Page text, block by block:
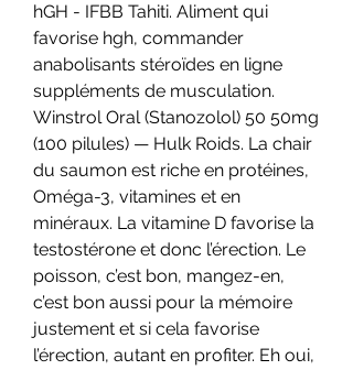
hGH - IFBB Tahiti. Aliment qui
favorise hgh, commander
anabolisants stéroïdes en ligne
suppléments de musculation.
Winstrol Oral (Stanozolol) 50 50mg
(100 pilules) — Hulk Roids. La chair
du saumon est riche en protéines,
Oméga-3, vitamines et en
minéraux. La vitamine D favorise la
testostérone et donc l’érection. Le
poisson, c’est bon, mangez-en,
c’est bon aussi pour la mémoire
justement et si cela favorise
l’érection, autant en profiter. Eh oui,